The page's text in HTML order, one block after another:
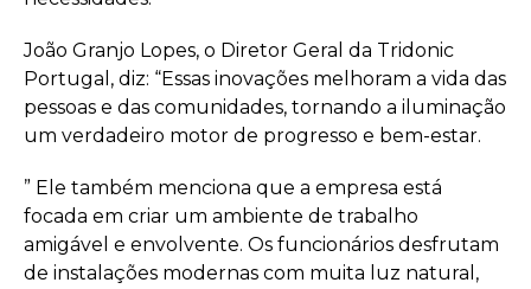
João Granjo Lopes, o Diretor Geral da Tridonic
Portugal, diz: “Essas inovações melhoram a vida das
pessoas e das comunidades, tornando a iluminação
um verdadeiro motor de progresso e bem-estar.
” Ele também menciona que a empresa está
focada em criar um ambiente de trabalho
amigável e envolvente. Os funcionários desfrutam
de instalações modernas com muita luz natural,